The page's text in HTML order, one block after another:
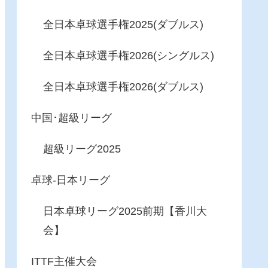
全日本卓球選手権2025(ダブルス)
全日本卓球選手権2026(シングルス)
全日本卓球選手権2026(ダブルス)
中国･超級リーグ
超級リーグ2025
卓球-日本リーグ
日本卓球リーグ2025前期【香川大
会】
ITTF主催大会